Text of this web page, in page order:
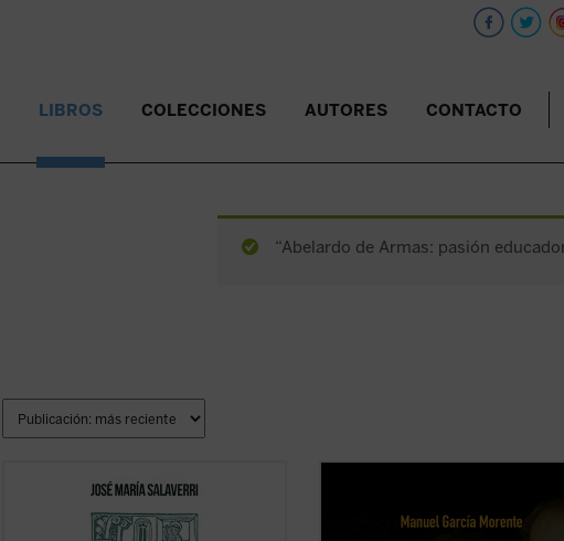
LIBROS COLECCIONES AUTORES CONTACTO
“Abelardo de Armas: pasión
La experiencia de amistad,
profundamente arraigada en el ser
humano, quedó circunscrita en la
filósofos españoles más importantes
siglo XX, relata magistralmente, en